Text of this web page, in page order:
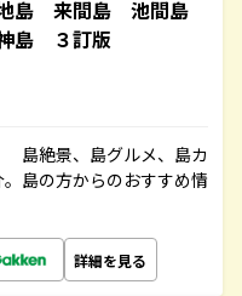
島 来間島 池間島
島 ３訂版
島絶景、島グルメ、島カ
島の方からのおすすめ情
詳細を見る